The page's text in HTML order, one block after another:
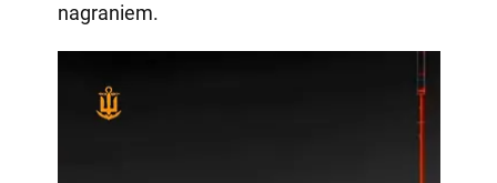
nagraniem.